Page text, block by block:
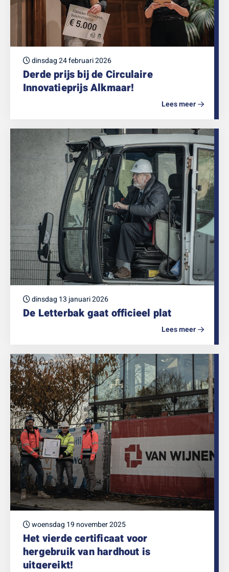
dinsdag 24 februari 2026
Derde prijs bij de Circulaire
Innovatieprijs Alkmaar!
Lees meer
dinsdag 13 januari 2026
De Letterbak gaat officieel plat
Lees meer
woensdag 19 november 2025
Het vierde certificaat voor
hergebruik van hardhout is
uitgereikt!